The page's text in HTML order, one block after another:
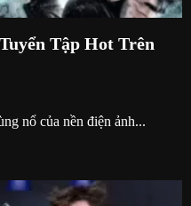
Tập Hot Trên
nổ của nền điện ảnh...